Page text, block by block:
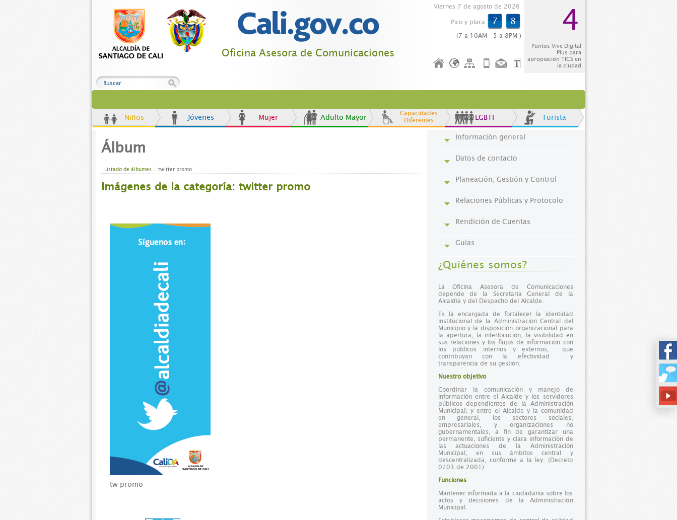
Oficina Asesora de Comunicaciones
Viernes 7 de agosto de 2026
Pico y placa 7 8
(7 a 10AM - 5 a 8PM ) 4
Puntos Vive Digital
Plus para
apropiación TICS en
la ciudad
Niños Jóvenes Mujer Adulto Mayor
Capacidades
Diferentes
LGBTI Turista
Álbum
Listado de álbumes twitter promo
Imágenes de la categoría: twitter promo
tw promo
Información general
Datos de contacto
Planeación, Gestión y Control
Relaciones Públicas y Protocolo
Rendición de Cuentas
Guías
¿Quiénes somos?
La Oficina Asesora de Comunicaciones
depende de la Secretaría General de la
Alcaldía y del Despacho del Alcalde.
Es la encargada de fortalecer la identidad
institucional de la Administración Central del
Municipio y la disposición organizacional para
la apertura, la interlocución, la visibilidad en
sus relaciones y los flujos de información con
los públicos internos y externos, que
contribuyan con la efectividad y
transparencia de su gestión.
Nuestro objetivo
Coordinar la comunicación y manejo de
información entre el Alcalde y los servidores
públicos dependientes de la Administración
Municipal; y entre el Alcalde y la comunidad
en general, los sectores sociales,
empresariales, y organizaciones no
gubernamentales, a fin de garantizar una
permanente, suficiente y clara información de
las actuaciones de la Administración
Municipal, en sus ámbitos central y
descentralizada, conforme a la ley. (Decreto
0203 de 2001)
Funciones
Mantener informada a la ciudadanía sobre los
actos y decisiones de la Administración
Municipal.